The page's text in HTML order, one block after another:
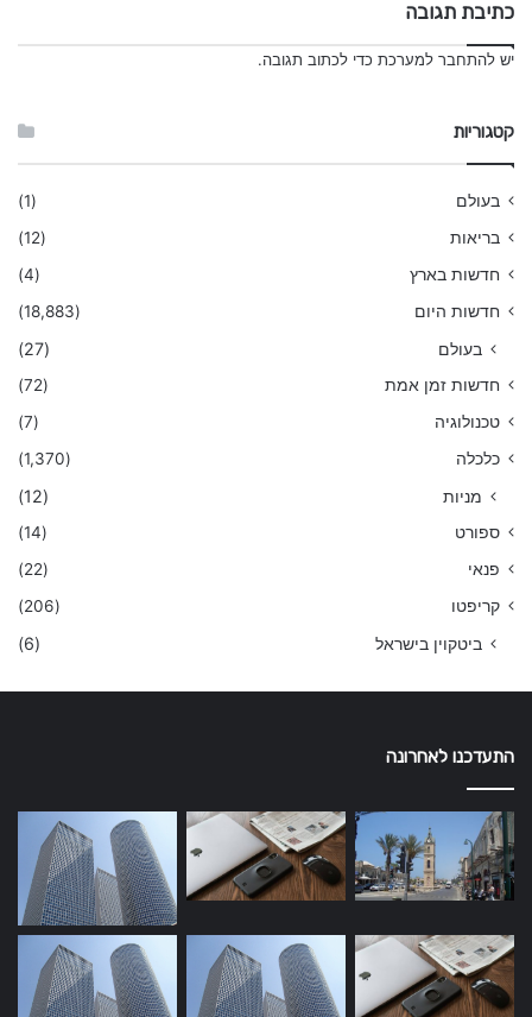
כתיבת תגובה
יש להתחבר למערכת כדי לכתוב תגובה.
קטגוריות
בעולם
(1)
בריאות
(12)
חדשות בארץ
(4)
חדשות היום
(18,883)
בעולם (27)
חדשות זמן אמת
(72)
טכנולוגיה
(7)
כלכלה
(1,370)
מניות (12)
ספורט
(14)
פנאי
(22)
קריפטו
(206)
ביטקוין בישראל (6)
התעדכנו לאחרונה